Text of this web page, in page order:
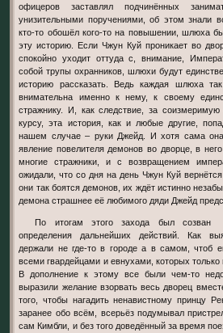
офицеров заставлял подчинённых
унизительными поручениями, об этом знали
кто-то обошёл кого-то на повышении, шлюха
эту историю. Если Чжун Куй проникает во
спокойно уходит оттуда с, внимание,
собой трупы охранников, шлюхи будут
историю рассказать. Ведь каждая шлюха
внимательна именно к нему, к своему
стражнику. И, как следствие, за соизмеримую
курсу, эта история, как и любые другие,
нашем случае – руки Джейд. И хотя сама
явление повелителя демонов во дворце, в
многие стражники, и с возвращением
ожидали, что со дня на день Чжун Куй
они так боятся демонов, их ждёт истинно
демона страшнее её любимого дяди Джейд
По итогам этого захода был созван мозговой штурм для
определения дальнейших действий. Как
держали не где-то в городе а в самом, чтоб
всеми гвардейцами и евнухами, которых
В дополнение к этому все были чем-то
выразили желание взорвать весь дворец
того, чтобы нагадить ненавистному принцу
заранее обо всём, всерьёз подумывал
сам Кимбли, и без того доведённый за время